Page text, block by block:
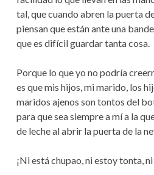
tal, que cuando abren la puerta
piensan que están ante una
que es difícil guardar tanta cosa.
Porque lo que yo no podría
es que mis hijos, mi marido, los
maridos ajenos son tontos del
para que sea siempre a mí a la
de leche al abrir la puerta de la
¡Ni está chupao, ni estoy tonta,